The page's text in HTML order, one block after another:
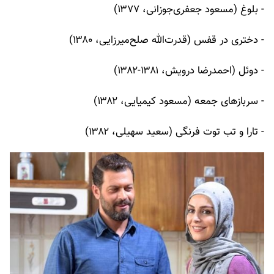
- بلوغ (مسعود جعفری‌جوزانی، ۱۳۷۷)
- دختری در قفس (قدرت‌الله صلح‌میرزایی، ۱۳۸۰)
- دوئل (احمدرضا درویش، ۱۳۸۱-۱۳۸۲)
- سربازهای جمعه (مسعود کیمیایی، ۱۳۸۲)
- تارا و تب توت فرنگی (سعید سهیلی، ۱۳۸۲)